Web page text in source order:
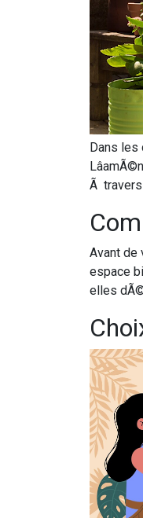
Dans les
Ã travers
Avant de
espace
elles